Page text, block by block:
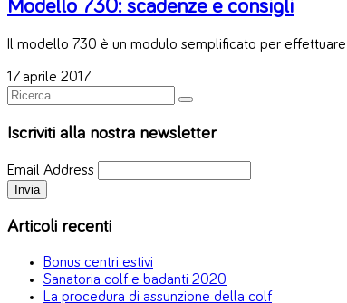
Modello 730: scadenze e consigli
Il modello 730 è un modulo semplificato per
17 aprile 2017
Iscriviti alla nostra newsletter
Email Address
Articoli recenti
Bonus centri estivi
Sanatoria colf e badanti 2020
La procedura di assunzione della colf